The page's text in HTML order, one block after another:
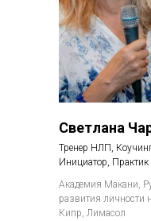
Светлана
Тренер НЛП,
Инициатор, Практик
Академия Макани,
развития личности
Кипр, Лимасол